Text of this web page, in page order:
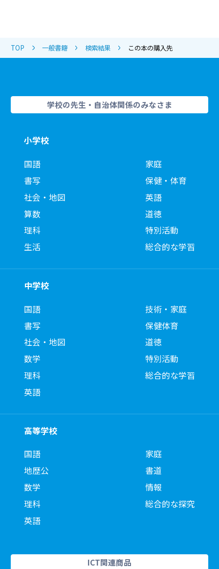
TOP 一般書籍 検索結果 この本の購入先
学校の先生・自治体関係のみなさま
小学校
国語
書写
社会・地図
算数
理科
生活
家庭
保健・体育
英語
道徳
特別活動
総合的な学習
中学校
国語
書写
社会・地図
数学
理科
英語
技術・家庭
保健体育
道徳
特別活動
総合的な学習
高等学校
国語
地歴公
数学
理科
英語
家庭
書道
情報
総合的な探究
ICT関連商品